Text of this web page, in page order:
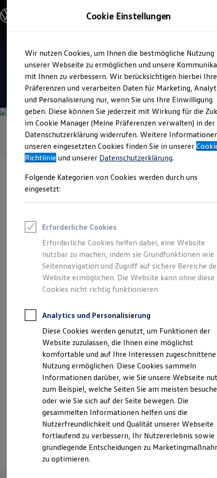
Hauptinhalt
springen
Footer
springen
Modelle & Konfigurator
Nutzfahrzeugkategorien entdecken
Modelle konfigurieren
Vorgängermodelle und Oldtimer
Vorgängermodelle
Oldtimer
Bulli Historie
Branchenlösungen & Gewerbekunden
Umbaulösungen und Hersteller finden
Auf- und Umbauten entdecken & konfigurieren
Groß- und Sonderkunden
Großkunden
Kommunen & Behörden
Journalisten
Sportvereine
Branchenlösungen
Gewerbliche Personenbeförderung
Service & mobile Werkstätten
Menschen mit Behinderung
Rettungsdienste
ONE Business ID Vorteile
Fahrzeugsuche & Marktplatz
Fahrzeugsuche
Fahrzeuge online kaufen
Digitaler Marktplatz
Kauf & Finanzierung
Online-Fahrzeugbewertung
Für Privatkunden
Für Gewerbekunden
Profi Paket
TopDeal
Gebrauchtwagen
ProfiPartner für Gebrauchtwagen
Zertifizierte Gebrauchtwagen
Finanzierung
Für Privatkunden
Für Gewerbekunden
Leasing
Für Privatkunden
Für Gewerbekunden
Versicherungen & Garantien
Garantien
Kfz-Versicherung für Nutzfahrzeuge
Restschuldversicherung
Wartungsverträge
Service
Hettinger Nutzfahrzeuge
4.5| 40 Bewertungen
Würzburger Straße 17-21, 97828
info@autohaus-hettinger.de
+49 9391 98440
Montag- Freitag 07:30-18:00
Samstag
08:00-12:30 Uhr
Ansprechpartner
Termin vereinbaren
Cookie Einstellungen
Wir nutzen Cookies, um Ihnen die bestmögliche Nutzung
unserer Webseite zu ermöglichen und unsere
mit Ihnen zu verbessern. Wir berücksichtigen hierbei Ihre
Präferenzen und verarbeiten Daten für Marketing,
und Personalisierung nur, wenn Sie uns Ihre Einwilligung
geben. Diese können Sie jederzeit mit Wirkung für die
im Cookie Manager (Meine Präferenzen verwalten) in der
Datenschutzerklärung widerrufen. Weitere
unseren eingesetzten Cookies finden Sie in unserer
Richtlinie und unserer Datenschutzerklärung.
Folgende Kategorien von Cookies werden durch uns
eingesetzt:
Erforderliche Cookies
Erforderliche Cookies helfen dabei, eine Website
nutzbar zu machen, indem sie Grundfunktionen wie
Seitennavigation und Zugriff auf sichere Bereiche
Website ermöglichen. Die Website kann ohne diese
Cookies nicht richtig funktionieren.
Analytics und Personalisierung
Diese Cookies werden genutzt, um Funktionen der
Website zuzulassen, die Ihnen eine möglichst
komfortable und auf Ihre Interessen zugeschnittene
Nutzung ermöglichen. Diese Cookies sammeln
Informationen darüber, wie Sie unsere Webseite
zum Beispiel, welche Seiten Sie am meisten
oder wie Sie sich auf der Seite bewegen. Die
gesammelten Informationen helfen uns die
Nutzerfreundlichkeit und Qualität unserer Webseite
fortlaufend zu verbessern, Ihr Nutzererlebnis sowie
grundlegende Entscheidungen zu
zu optimieren.